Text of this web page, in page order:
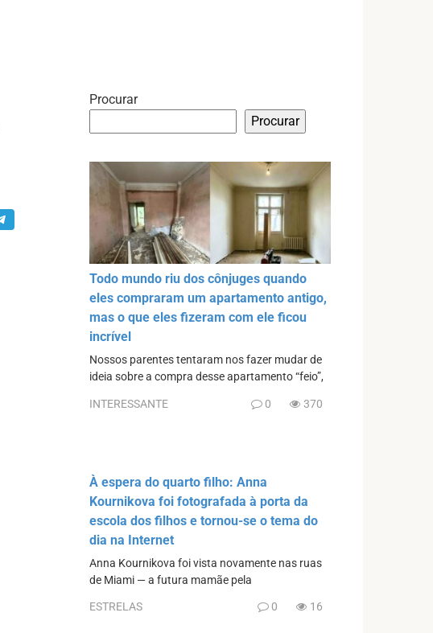
Procurar
Procurar
Todo mundo riu dos cônjuges quando
eles compraram um apartamento antigo,
mas o que eles fizeram com ele ficou
incrível
Nossos parentes tentaram nos fazer mudar de
ideia sobre a compra desse apartamento “feio”,
INTERESSANTE 0 370
À espera do quarto filho: Anna
Kournikova foi fotografada à porta da
escola dos filhos e tornou-se o tema do
dia na Internet
Anna Kournikova foi vista novamente nas ruas
de Miami — a futura mamãe pela
ESTRELAS 0 16